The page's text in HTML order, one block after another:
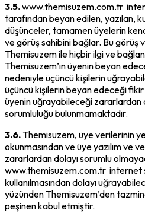
3.5.www.themisuzem.com.tr
tarafından beyan edilen, yazılan,
düşünceler, tamamen üyelerin
ve görüş sahibini bağlar. Bu görüş
Themisuzem ile hiçbir ilgi ve
Themisuzem’ın üyenin beyan
nedeniyle üçüncü kişilerin
üçüncü kişilerin beyan edeceği
üyenin uğrayabileceği zararlardan
sorumluluğu bulunmamaktadır.
3.6.Themisuzem, üye verilerinin
okunmasından ve üye yazılım ve
zararlardan dolayı sorumlu
www.themisuzem.com.tr internet
kullanılmasından dolayı
yüzünden Themisuzem’den
peşinen kabul etmiştir.